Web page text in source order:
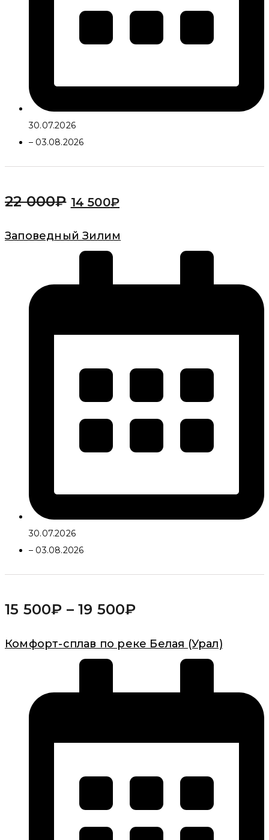
30.07.2026
– 03.08.2026
22 000₽ 14 500₽
Заповедный Зилим
30.07.2026
– 03.08.2026
15 500₽ –19 500₽
Комфорт-сплав по реке Белая (Урал)